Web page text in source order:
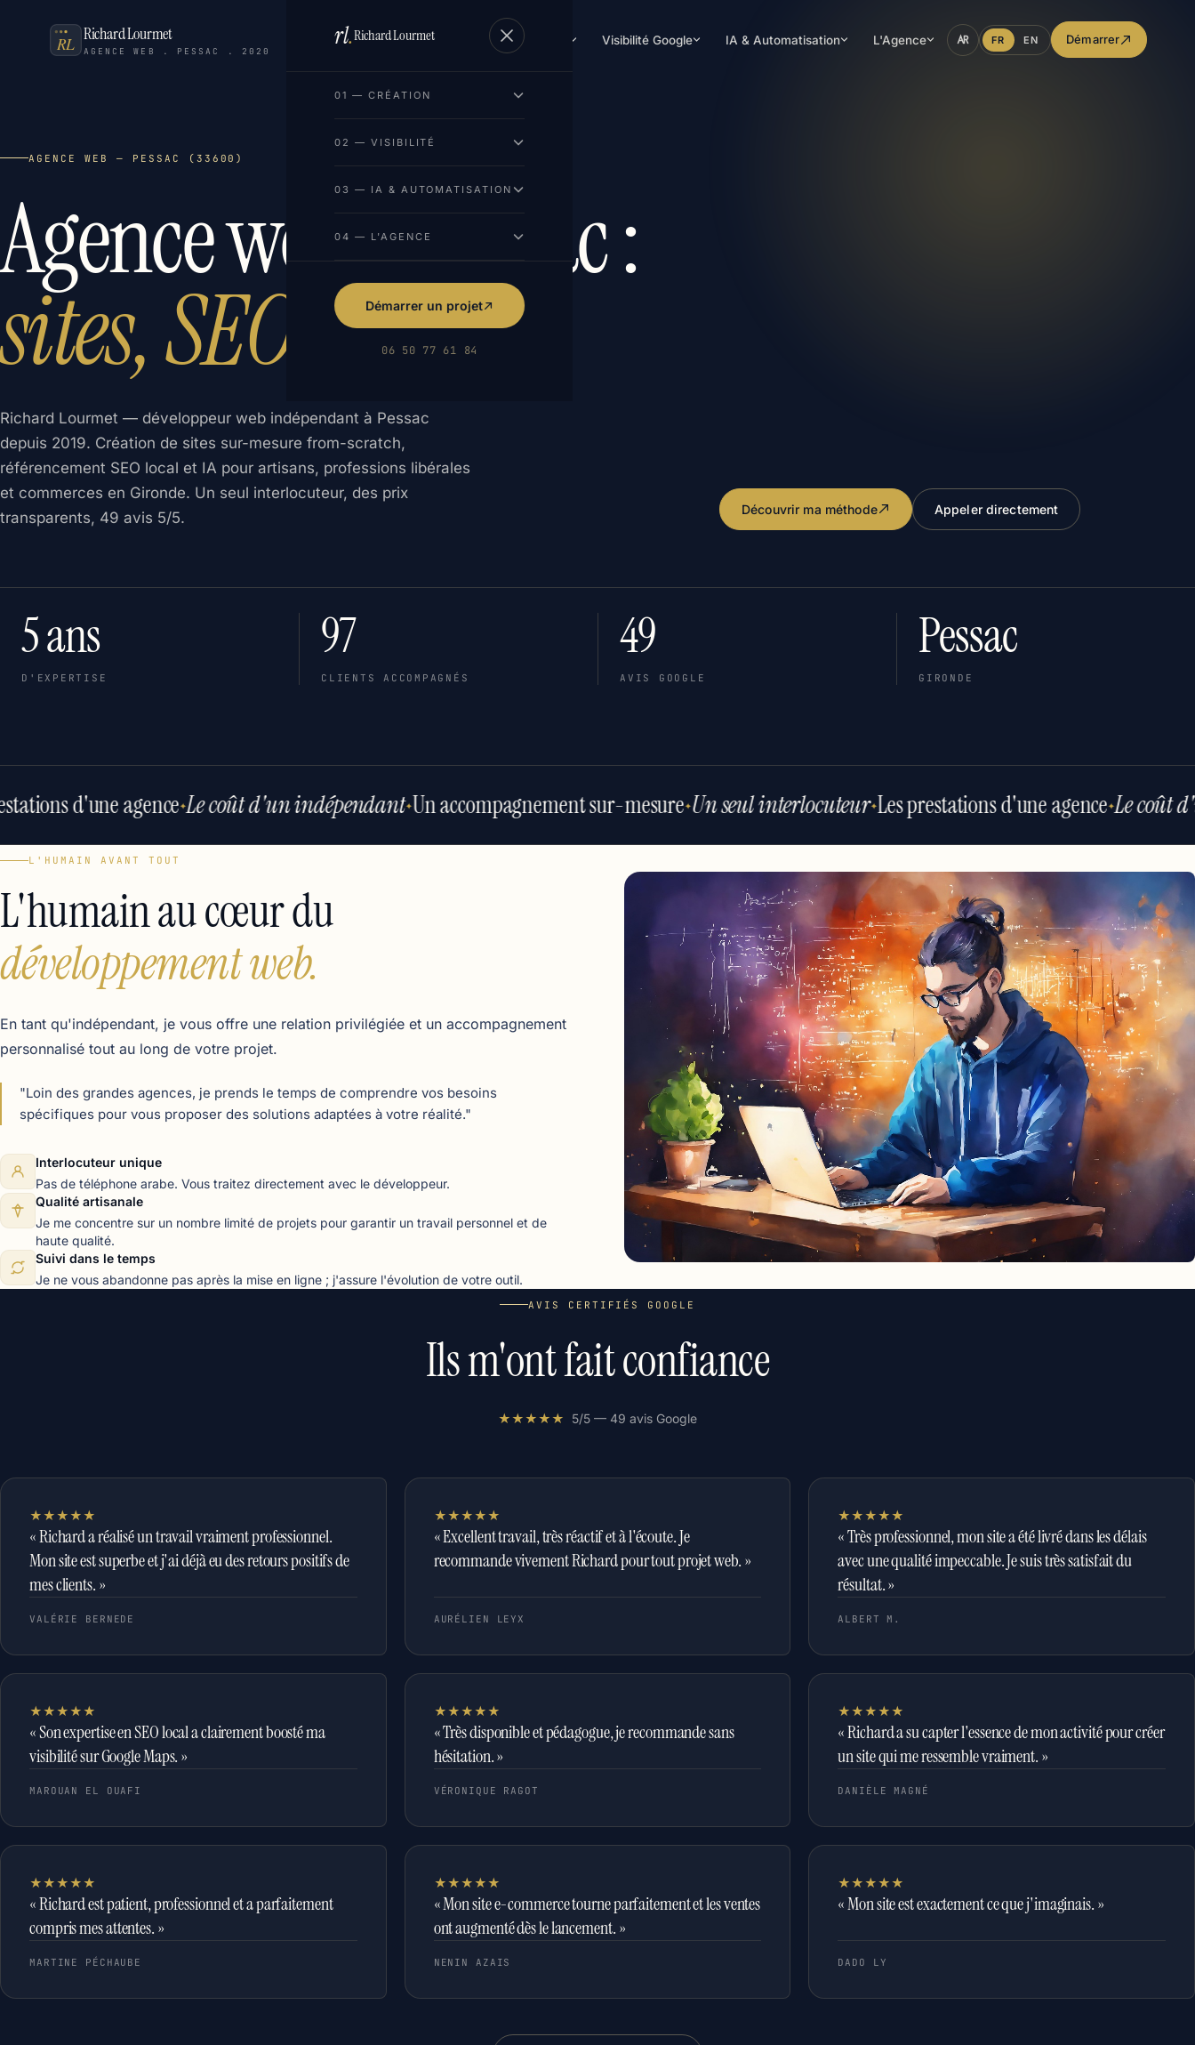
Richard Lourmet
AGENCE WEB . PESSAC . 2020
Création de site Visibilité Google IA & Automatisation L'Agence FR EN Démarrer
rl.Richard Lourmet
01 — CRÉATION
02 — VISIBILITÉ
03 — IA & AUTOMATISATION
04 — L'AGENCE
Démarrer un projet
06 50 77 61 84
AGENCE WEB — PESSAC (33600)
Agence web à Pessac :
sites, SEO & IA.
Richard Lourmet — développeur web indépendant à Pessac
depuis 2019. Création de sites sur-mesure from-scratch,
référencement SEO local et IA pour artisans, professions libérales
et commerces en Gironde. Un seul interlocuteur, des prix
transparents, 49 avis 5/5.
Découvrir ma méthode Appeler directement
5 ans
D'EXPERTISE
97
CLIENTS ACCOMPAGNÉS
49
AVIS GOOGLE
Pessac
GIRONDE
d'une agence✦Le coût d'un indépendant✦Un accompagnement sur-mesure✦Un seul interlocuteur✦Les prestations d'une agence✦Le coût
L'HUMAIN AVANT TOUT
L'humain au cœur du
développement web.
En tant qu'indépendant, je vous offre une relation privilégiée et un accompagnement
personnalisé tout au long de votre projet.
"Loin des grandes agences, je prends le temps de comprendre vos besoins
spécifiques pour vous proposer des solutions adaptées à votre réalité."
Interlocuteur unique
Pas de téléphone arabe. Vous traitez directement avec le développeur.
Qualité artisanale
Je me concentre sur un nombre limité de projets pour garantir un travail personnel et de
haute qualité.
Suivi dans le temps
Je ne vous abandonne pas après la mise en ligne ; j'assure l'évolution de votre outil.
AVIS CERTIFIÉS GOOGLE
Ils m'ont fait confiance
★★★★★ 5/5 — 49 avis Google
★★★★★
« Richard a réalisé un travail vraiment professionnel.
Mon site est superbe et j'ai déjà eu des retours positifs de
mes clients. »
VALÉRIE BERNEDE
★★★★★
« Excellent travail, très réactif et à l'écoute. Je
recommande vivement Richard pour tout projet web. »
AURÉLIEN LEYX
★★★★★
« Très professionnel, mon site a été livré dans les délais
avec une qualité impeccable. Je suis très satisfait du
résultat. »
ALBERT M.
★★★★★
« Son expertise en SEO local a clairement boosté ma
visibilité sur Google Maps. »
MAROUAN EL OUAFI
★★★★★
« Très disponible et pédagogue, je recommande sans
hésitation. »
VÉRONIQUE RAGOT
★★★★★
« Richard a su capter l'essence de mon activité pour créer
un site qui me ressemble vraiment. »
DANIÈLE MAGNÉ
★★★★★
« Richard est patient, professionnel et a parfaitement
compris mes attentes. »
MARTINE PÉCHAUBE
★★★★★
« Mon site e-commerce tourne parfaitement et les ventes
ont augmenté dès le lancement. »
NENIN AZAIS
★★★★★
« Mon site est exactement ce que j'imaginais. »
DADO LY